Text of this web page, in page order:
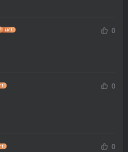
0
0
0